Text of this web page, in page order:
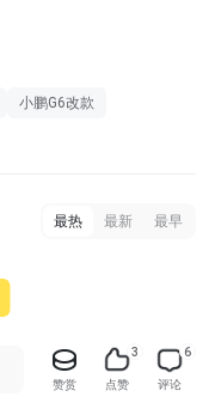
小鹏G6改款
最热 最新 最早
赞赏
3
点赞
6
评论